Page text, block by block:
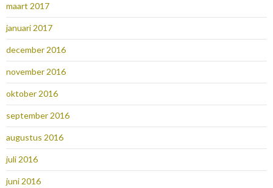
maart 2017
januari 2017
december 2016
november 2016
oktober 2016
september 2016
augustus 2016
juli 2016
juni 2016